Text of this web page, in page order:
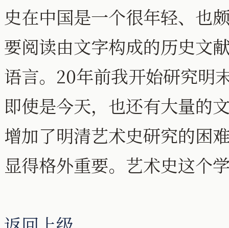
史在中国是一个很年轻、也
要阅读由文字构成的历史文
语言。20年前我开始研究明
即使是今天，也还有大量的
增加了明清艺术史研究的困
显得格外重要。艺术史这个